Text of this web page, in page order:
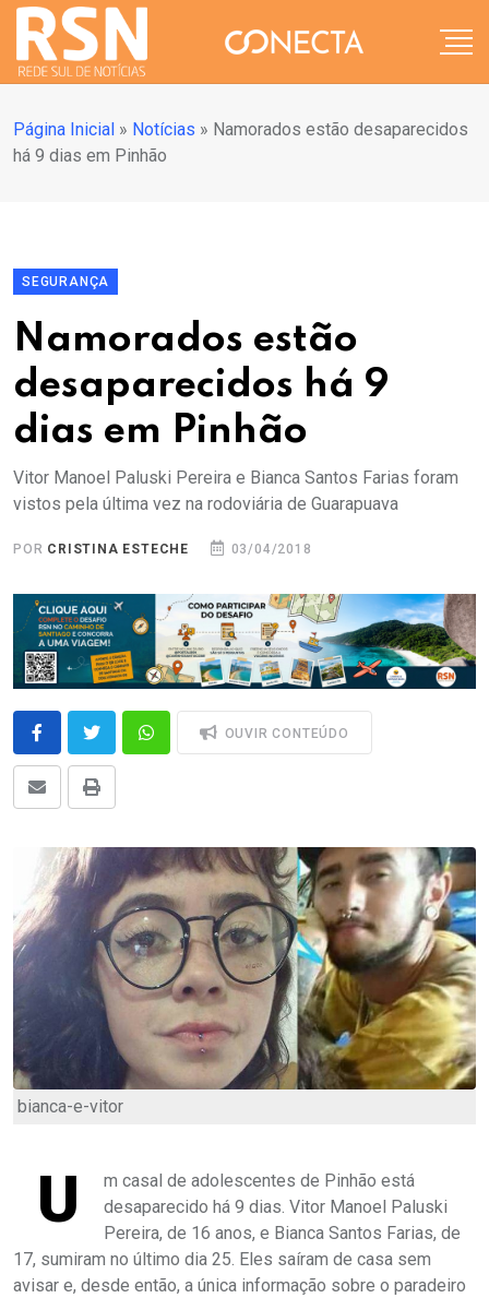
Página Inicial » Notícias » Namorados estão desaparecidos
há 9 dias em Pinhão
SEGURANÇA
Namorados estão
desaparecidos há 9
dias em Pinhão
Vitor Manoel Paluski Pereira e Bianca Santos Farias foram
vistos pela última vez na rodoviária de Guarapuava
POR CRISTINA ESTECHE 03/04/2018
OUVIR CONTEÚDO
bianca-e-vitor
U
m casal de adolescentes de Pinhão está
desaparecido há 9 dias. Vitor Manoel Paluski
Pereira, de 16 anos, e Bianca Santos Farias, de
17, sumiram no último dia 25. Eles saíram de casa sem
avisar e, desde então, a única informação sobre o paradeiro